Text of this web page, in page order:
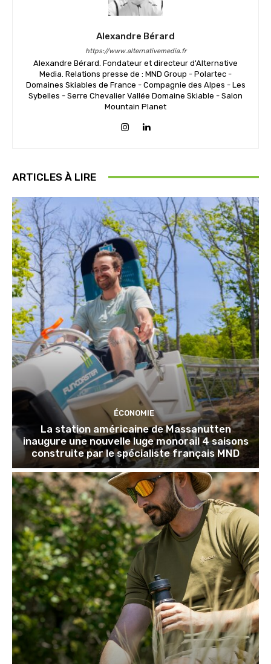
Alexandre Bérard
https://www.alternativemedia.fr
Alexandre Bérard. Fondateur et directeur d'Alternative
Media. Relations presse de : MND Group - Polartec -
Domaines Skiables de France - Compagnie des Alpes - Les
Sybelles - Serre Chevalier Vallée Domaine Skiable - Salon
Mountain Planet
ARTICLES À LIRE
ÉCONOMIE
La station américaine de Massanutten
inaugure une nouvelle luge monorail 4 saisons
construite par le spécialiste français MND